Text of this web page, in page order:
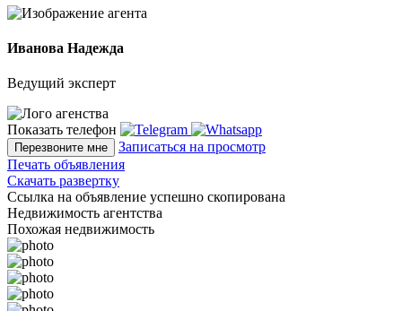
Иванова Надежда
Ведущий эксперт
Показать телефон
Перезвоните мне
Записаться на просмотр
Печать объявления
Скачать развертку
Ссылка на объявление успешно скопирована
Недвижимость агентства
Похожая недвижимость